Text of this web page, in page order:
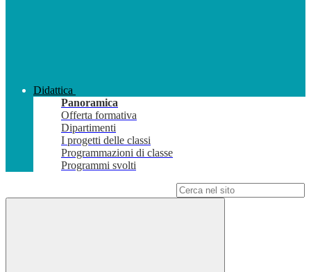
Didattica
Panoramica
Offerta formativa
Dipartimenti
I progetti delle classi
Programmazioni di classe
Programmi svolti